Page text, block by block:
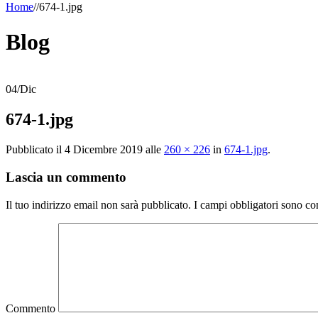
Home//674-1.jpg
Blog
04/Dic
674-1.jpg
Pubblicato il 4 Dicembre 2019 alle 260 × 226 in 674-1.jpg.
Lascia un commento
Il tuo indirizzo email non sarà pubblicato. I campi obbligatori sono
Commento